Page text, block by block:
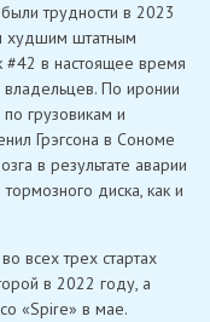
трудности в 2023
худшим штатным
#42 в настоящее время
По иронии
грузовикам и
Грэгсона в Сономе
в результате аварии
диска, как и
всех трех стартах
в 2022 году, а
«Spire» в мае.